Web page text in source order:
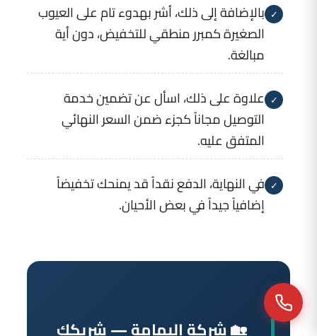
✓ بالإضافة إلى ذلك، أشر بهدوء تام على العيوب
الصغيرة كمبرر منطقي للتخفيض، دون أية
مبالغة.
✓ علاوة على ذلك، اسأل عن تضمين خدمة
التوصيل مجاناً كجزء ضمن السعر النهائي
المتفق عليه.
✓ في النهاية، الدفع نقداً قد يمنحك تخفيضاً
إضافياً جيداً في بعض الأحيان.
🏡 شركة اليمامة — شريكك